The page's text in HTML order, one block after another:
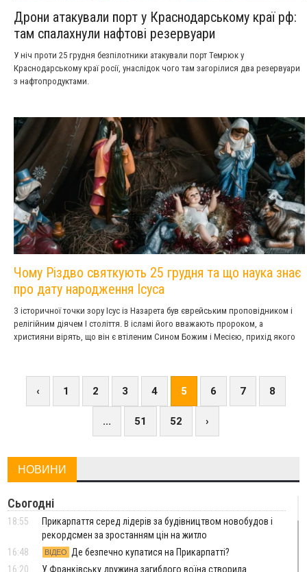
Дрони атакували порт у Краснодарському краї рф:
там спалахнули нафтові резервуари
У ніч проти 25 грудня безпілотники атакували порт Темрюк у
Краснодарському краї росії, унаслідок чого там загорілися два резервуари
з нафтопродуктами.
Чому Різдво святкують 25 грудня та що наука знає
про дату народження Ісуса
З історичної точки зору Ісус із Назарета був єврейським проповідником і
релігійним діячем І століття. В ісламі його вважають пророком, а
християни вірять, що він є втіленим Сином Божим і Месією, прихід якого
‹ 1 2 3 4 5 6 7 8
... 51 52 ›
НОВИНИ
Сьогодні
18:55
Прикарпаття серед лідерів за будівництвом новобудов і
рекордсмен за зростанням цін на житло
16:48
ВІДЕО
Де безпечно купатися на Прикарпатті?
16:20
У Франківську дружина загиблого воїна створила